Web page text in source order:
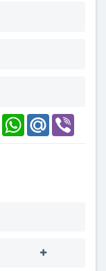
PinterestWhatsAppMail.Ru